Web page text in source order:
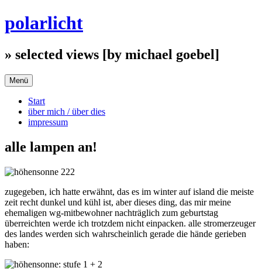
Inhalt
polarlicht
» selected views [by michael goebel]
Menü
Start
über mich / über dies
impressum
alle lampen an!
zugegeben, ich hatte erwähnt, das es im winter auf island die meiste
zeit recht dunkel und kühl ist, aber dieses ding, das mir meine
ehemaligen wg-mitbewohner nachträglich zum geburtstag
überreichten werde ich trotzdem nicht einpacken. alle stromerzeuger
des landes werden sich wahrscheinlich gerade die hände gerieben
haben: